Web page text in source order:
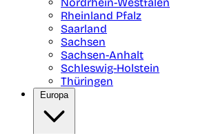
Rheinland Pfalz
Saarland
Sachsen
Sachsen-Anhalt
Schleswig-Holstein
Thüringen
Europa